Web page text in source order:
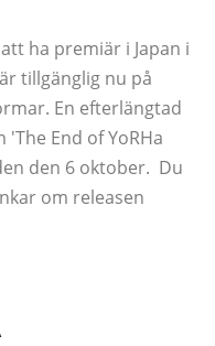
ha premiär i Japan i
tillgänglig nu på
En efterlängtad
End of YoRHa
den 6 oktober. Du
om releasen